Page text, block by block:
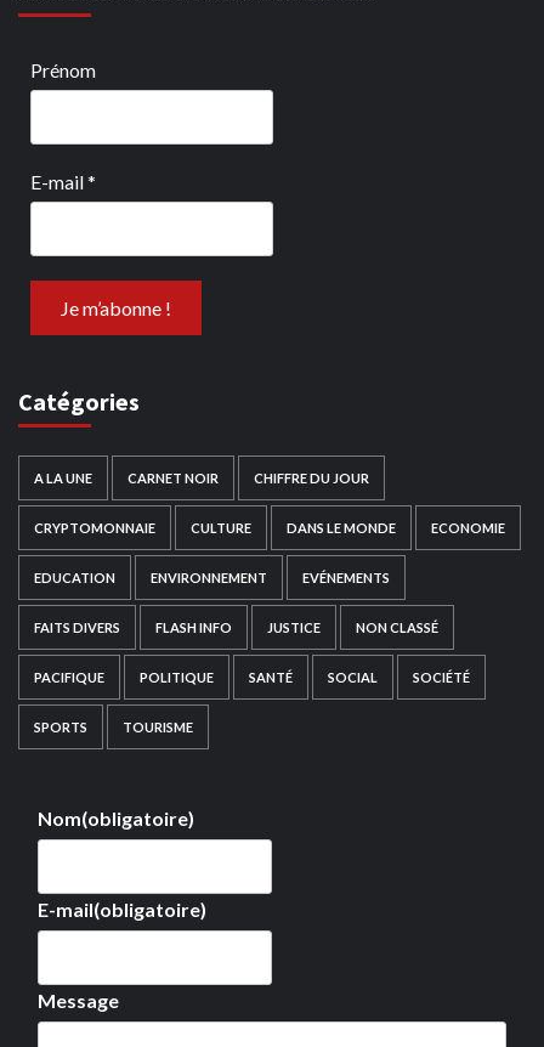
Prénom
E-mail*
Catégories
A LA UNE CARNET NOIR CHIFFRE DU JOUR
CRYPTOMONNAIE CULTURE DANS LE MONDE ECONOMIE
EDUCATION ENVIRONNEMENT EVÉNEMENTS
FAITS DIVERS FLASH INFO JUSTICE NON CLASSÉ
PACIFIQUE POLITIQUE SANTÉ SOCIAL SOCIÉTÉ
SPORTS TOURISME
Nom(obligatoire)
E-mail(obligatoire)
Message